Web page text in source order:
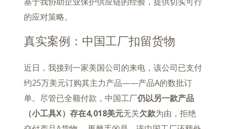
的应对策略。
真实案例：中国工厂扣留货物
近日，我接到一家美国公司的来电，该公司已支付
约25万美元订购其主力产品——产品A的数批订
单。尽管已全额付款，中国工厂仍以另一款产品
（小工具X）存在4,018美元无关欠款为由，拒绝